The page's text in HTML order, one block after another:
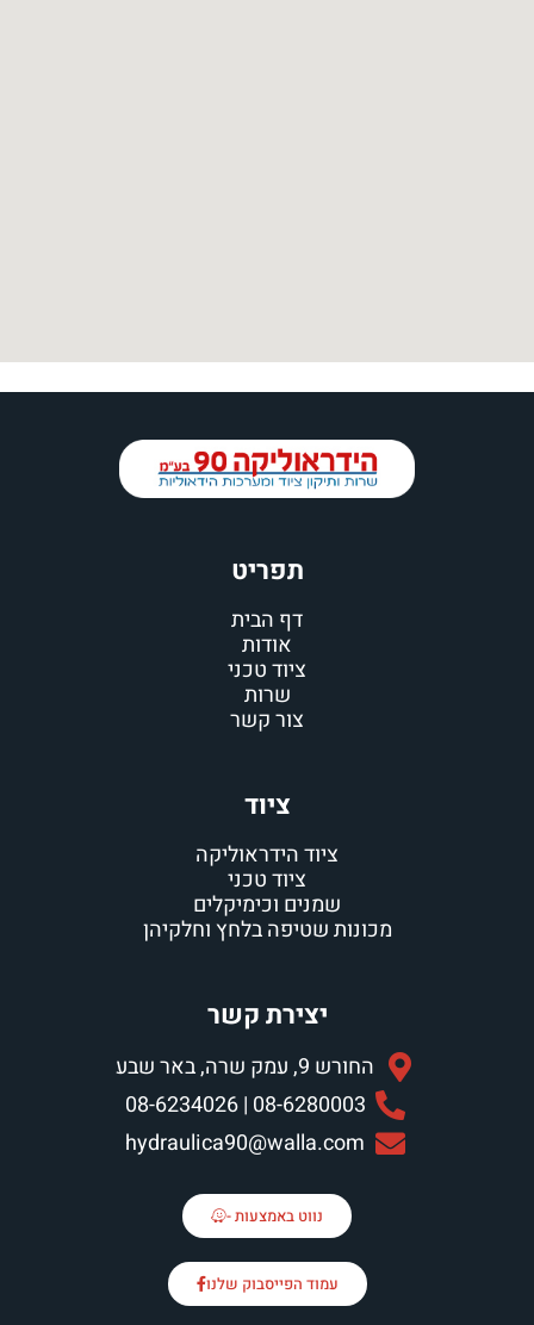
תפריט
דף הבית
אודות
ציוד טכני
שרות
צור קשר
ציוד
ציוד הידראוליקה
ציוד טכני
שמנים וכימיקלים
מכונות שטיפה בלחץ וחלקיהן
יצירת קשר
החורש 9, עמק שרה, באר שבע
08-6280003 | 08-6234026
hydraulica90@walla.com
נווט באמצעות -
עמוד הפייסבוק שלנו